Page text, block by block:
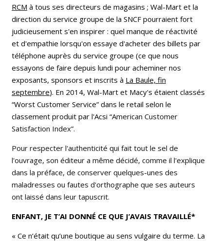
RCM à tous ses directeurs de magasins ; Wal-Mart et la
direction du service groupe de la SNCF pourraient fort
judicieusement s'en inspirer : quel manque de réactivité
et d'empathie lorsqu'on essaye d'acheter des billets par
téléphone auprès du service groupe (ce que nous
essayons de faire depuis lundi pour acheminer nos
exposants, sponsors et inscrits à La Baule, fin
septembre). En 2014, Wal-Mart et Macy's étaient classés
“Worst Customer Service” dans le retail selon le
classement produit par l'Acsi “American Customer
Satisfaction Index”.
Pour respecter l'authenticité qui fait tout le sel de
l'ouvrage, son éditeur a même décidé, comme il l'explique
dans la préface, de conserver quelques-unes des
maladresses ou fautes d'orthographe que ses auteurs
ont laissé dans leur tapuscrit.
ENFANT, JE T’AI DONNÉ CE QUE J’AVAIS TRAVAILLÉ*
« Ce n’était qu’une boutique au sens vulgaire du terme. La